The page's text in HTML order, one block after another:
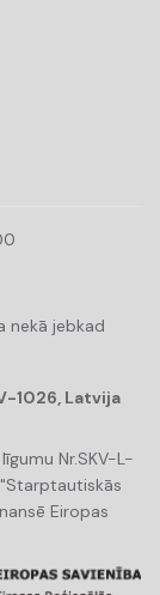
nekā jebkad
1026, Latvija
Nr.SKV-L-
Eiropas